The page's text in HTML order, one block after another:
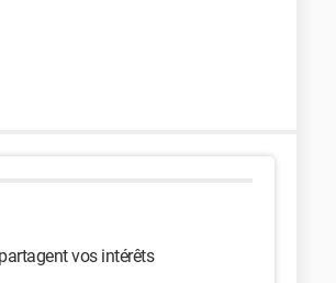
vos intérêts